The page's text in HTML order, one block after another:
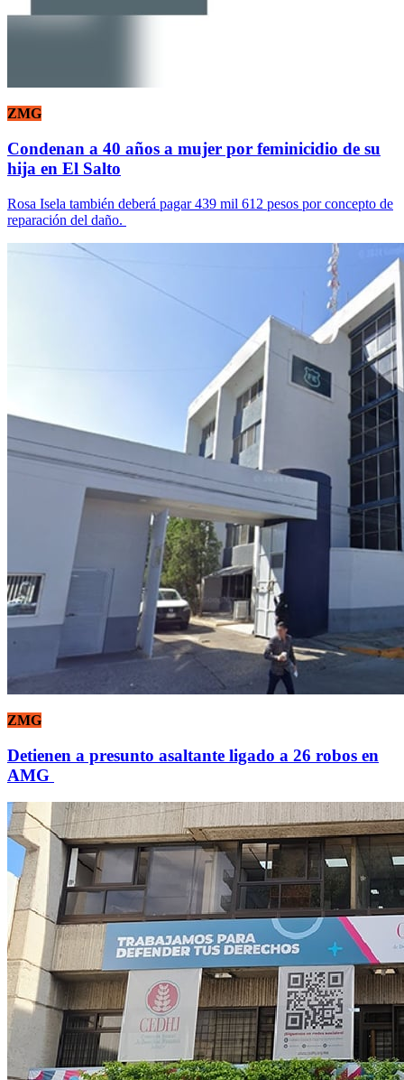
ZMG
Condenan a 40 años a mujer por feminicidio de su
hija en El Salto
Rosa Isela también deberá pagar 439 mil 612 pesos por concepto de
reparación del daño.
ZMG
Detienen a presunto asaltante ligado a 26 robos en
AMG